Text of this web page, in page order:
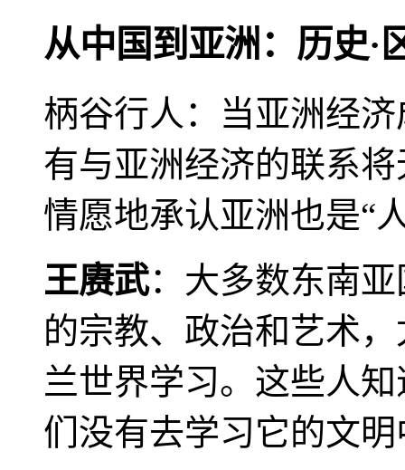
从中国到亚洲：历史·
柄谷行人：当亚洲经
有与亚洲经济的联系
情愿地承认亚洲也是“
王赓武：大多数东南
的宗教、政治和艺术
兰世界学习。这些人
们没有去学习它的文